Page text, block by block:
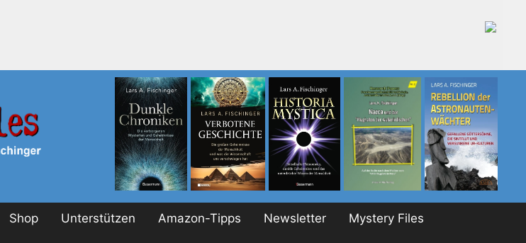
Shop Unterstützen Amazon-Tipps Newsletter Mystery Files